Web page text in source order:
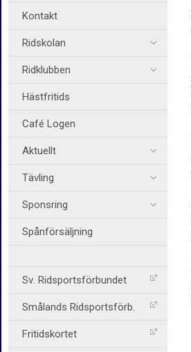
Kontakt
Ridskolan
Ridklubben
Hästfritids
Café Logen
Aktuellt
Tävling
Sponsring
Spånförsäljning
Sv. Ridsportsförbundet
Smålands Ridsportsförb.
Fritidskortet